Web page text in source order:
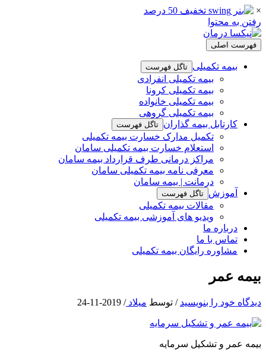
×
رفتن به محتوا
فهرست اصلی
بیمه تکمیلی تاگل فهرست
بیمه تکمیلی انفرادی
بیمه تکمیلی کرونا
بیمه تکمیلی خانواده
بیمه تکمیلی گروهی
کارتابل بیمه گذاران تاگل فهرست
تکمیل مدارک خسارت بیمه تکمیلی
استعلام خسارت بیمه تکمیلی سامان
مراکز درمانی طرف قرارداد بیمه سامان
معرفی نامه بیمه تکمیلی سامان
درمانت | بیمه سامان
آموزش تاگل فهرست
مقالات بیمه تکمیلی
ویدیو های آموزشی بیمه تکمیلی
درباره ما
تماس با ما
مشاوره رایگان بیمه تکمیلی
بیمه عمر
دیدگاه‌ خود را بنویسید / توسط میلاد/
2019-11-24
بیمه عمر و تشکیل سرمایه